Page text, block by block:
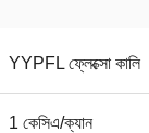
YYPFL ফ্লেক্সো কালি
1 কেসিএ/ক্যান